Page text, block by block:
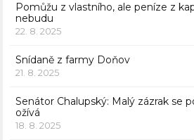
Pomůžu z vlastního, ale peníze z
nebudu
22. 8. 2025
Snídaně z farmy Doňov
21. 8. 2025
Senátor Chalupský: Malý zázrak se
ožívá
18. 8. 2025